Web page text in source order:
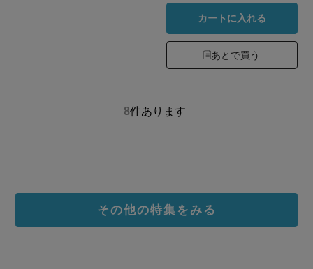
カートに入れる
あとで買う
8件あります
その他の特集をみる